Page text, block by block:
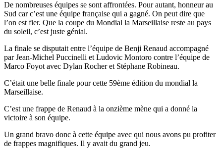
De nombreuses équipes se sont affrontées. Pour autant, honneur au
Sud car c’est une équipe française qui a gagné. On peut dire que
l’on est fier. Que la coupe du Mondial la Marseillaise reste au pays
du soleil, c’est juste génial.
La finale se disputait entre l’équipe de Benji Renaud accompagné
par Jean-Michel Puccinelli et Ludovic Montoro contre l’équipe de
Marco Foyot avec Dylan Rocher et Stéphane Robineau.
C’était une belle finale pour cette 59ème édition du mondial la
Marseillaise.
C’est une frappe de Renaud à la onzième mène qui a donné la
victoire à son équipe.
Un grand bravo donc à cette équipe avec qui nous avons pu profiter
de frappes magnifiques. Il y avait du grand jeu.